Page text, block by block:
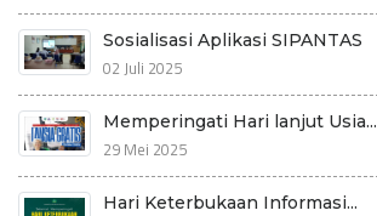
Sosialisasi Aplikasi SIPANTAS
02 Juli 2025
Memperingati Hari lanjut Usia...
29 Mei 2025
Hari Keterbukaan Informasi...